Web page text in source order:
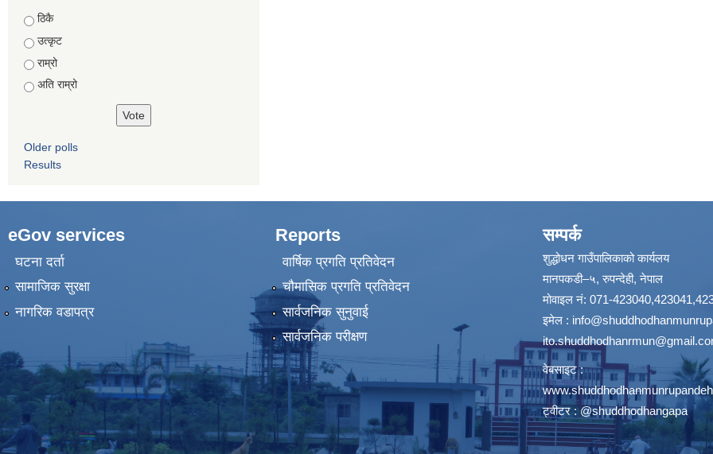
Choices
ठिकै
उत्कृट
राम्रो
अति राम्रो
Older polls
Results
eGov services
घटना दर्ता
सामाजिक सुरक्षा
नागरिक वडापत्र
Reports
वार्षिक प्रगति प्रतिवेदन
चौमासिक प्रगति प्रतिवेदन
सार्वजनिक सुनुवाई
सार्वजनिक परीक्षण
सम्पर्क
शुद्धोधन गाउँपालिकाको कार्यलय
मानपकडी–५, रुपन्देही, नेपाल
मोवाइल नं: 071-
इमेल :
वेबसाइट :
ट्वीटर : @shuddhodhangapa